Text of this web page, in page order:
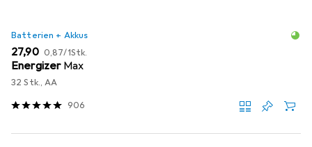
Batterien + Akkus
EUR
27,90 EUR
0,87/1Stk.
Energizer Max
32 Stk., AA
906